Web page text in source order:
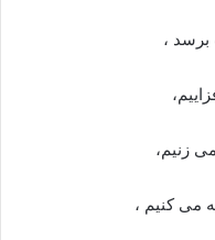
،
زنیم،
می کنیم ،